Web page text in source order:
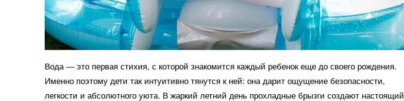
Вода — это первая стихия, с которой знакомится каждый ребенок еще до своего рождения.
Именно поэтому дети так интуитивно тянутся к ней: она дарит ощущение безопасности,
легкости и абсолютного уюта. В жаркий летний день прохладные брызги создают настоящий